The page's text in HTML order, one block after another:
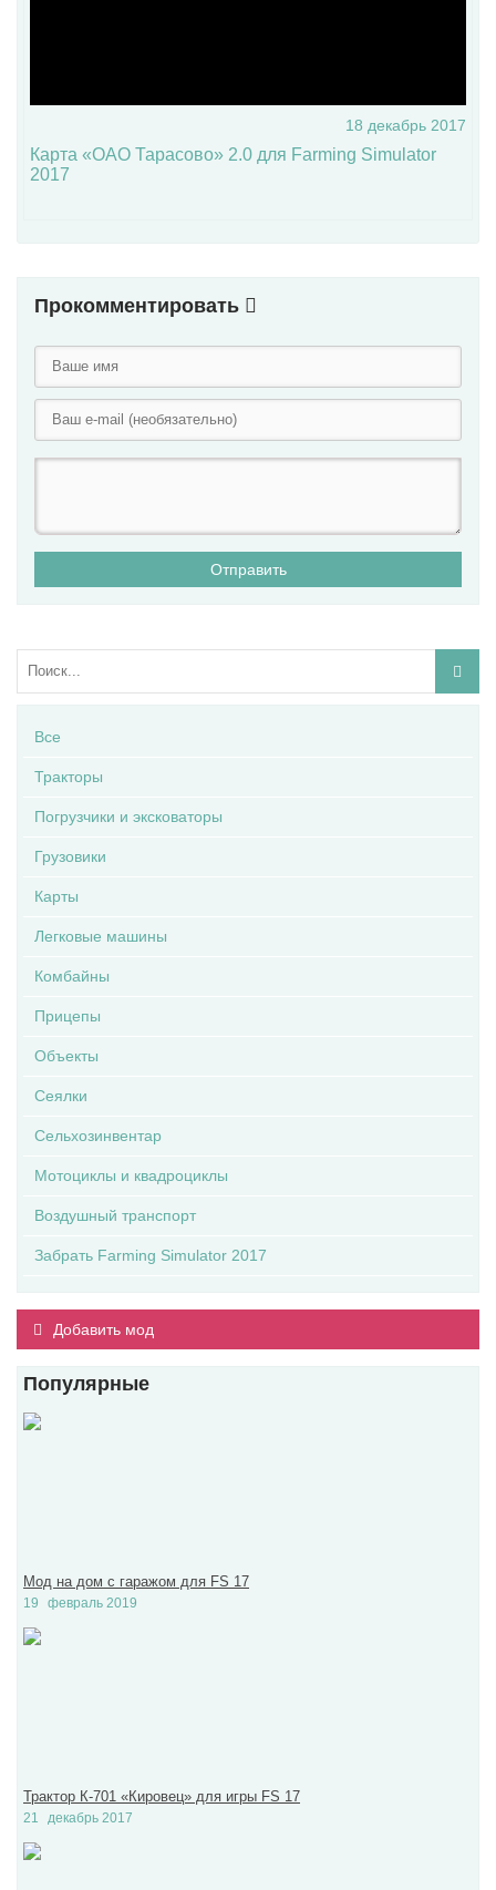
18 декабрь 2017
Карта «ОАО Тарасово» 2.0 для Farming Simulator
2017
Прокомментировать
Отправить
Все
Тракторы
Погрузчики и эксковаторы
Грузовики
Карты
Легковые машины
Комбайны
Прицепы
Объекты
Сеялки
Сельхозинвентар
Мотоциклы и квадроциклы
Воздушный транспорт
Забрать Farming Simulator 2017
Добавить мод
Популярные
Мод на дом с гаражом для FS 17
19 февраль 2019
Трактор К-701 «Кировец» для игры FS 17
21 декабрь 2017